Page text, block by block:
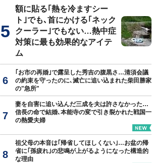
額に貼る｢熱を冷ますシー
ト｣でも､首にかける｢ネック
クーラー｣でもない…熱中症
対策に最も効果的なアイテ
ム
｢お市の再婚｣で露呈した秀吉の腹黒さ…清須会議
の約束を守ったのに､滅亡に追い込まれた柴田勝家
の"急所"
妻を自害に追い込んだ三成を夫は許さなかった…
信長の命で結婚､本能寺の変で引き裂かれた戦国一
の熱愛夫婦
祖父母の本音は｢帰省してほしくない｣…お盆の帰
省に｢孫疲れ｣の悲鳴が上がるようになった構造的
な理由